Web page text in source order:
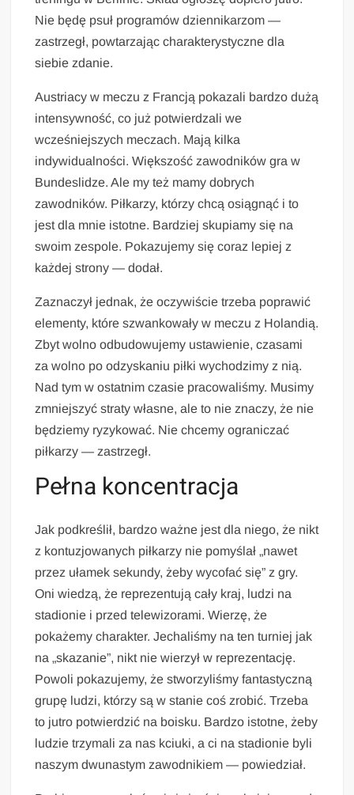
Nie będę psuł programów dziennikarzom —
zastrzegł, powtarzając charakterystyczne dla
siebie zdanie.
Austriacy w meczu z Francją pokazali bardzo dużą
intensywność, co już potwierdzali we
wcześniejszych meczach. Mają kilka
indywidualności. Większość zawodników gra w
Bundeslidze. Ale my też mamy dobrych
zawodników. Piłkarzy, którzy chcą osiągnąć i to
jest dla mnie istotne. Bardziej skupiamy się na
swoim zespole. Pokazujemy się coraz lepiej z
każdej strony — dodał.
Zaznaczył jednak, że oczywiście trzeba poprawić
elementy, które szwankowały w meczu z Holandią.
Zbyt wolno odbudowujemy ustawienie, czasami
za wolno po odzyskaniu piłki wychodzimy z nią.
Nad tym w ostatnim czasie pracowaliśmy. Musimy
zmniejszyć straty własne, ale to nie znaczy, że nie
będziemy ryzykować. Nie chcemy ograniczać
piłkarzy — zastrzegł.
Pełna koncentracja
Jak podkreślił, bardzo ważne jest dla niego, że nikt
z kontuzjowanych piłkarzy nie pomyślał „nawet
przez ułamek sekundy, żeby wycofać się” z gry.
Oni wiedzą, że reprezentują cały kraj, ludzi na
stadionie i przed telewizorami. Wierzę, że
pokażemy charakter. Jechaliśmy na ten turniej jak
na „skazanie”, nikt nie wierzył w reprezentację.
Powoli pokazujemy, że stworzyliśmy fantastyczną
grupę ludzi, którzy są w stanie coś zrobić. Trzeba
to jutro potwierdzić na boisku. Bardzo istotne, żeby
ludzie trzymali za nas kciuki, a ci na stadionie byli
naszym dwunastym zawodnikiem — powiedział.